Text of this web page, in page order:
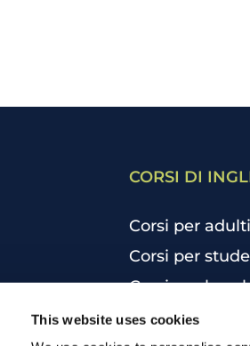
This website uses cookies
CORSI DI
Corsi per adulti
Corsi per
Corsi per
Corsi